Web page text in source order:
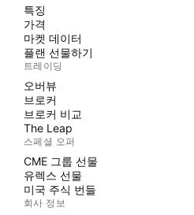
특징
가격
마켓 데이터
플랜 선물하기
트레이딩
오버뷰
브로커
브로커 비교
The Leap
스페셜 오퍼
CME 그룹 선물
유렉스 선물
미국 주식 번들
회사 정보